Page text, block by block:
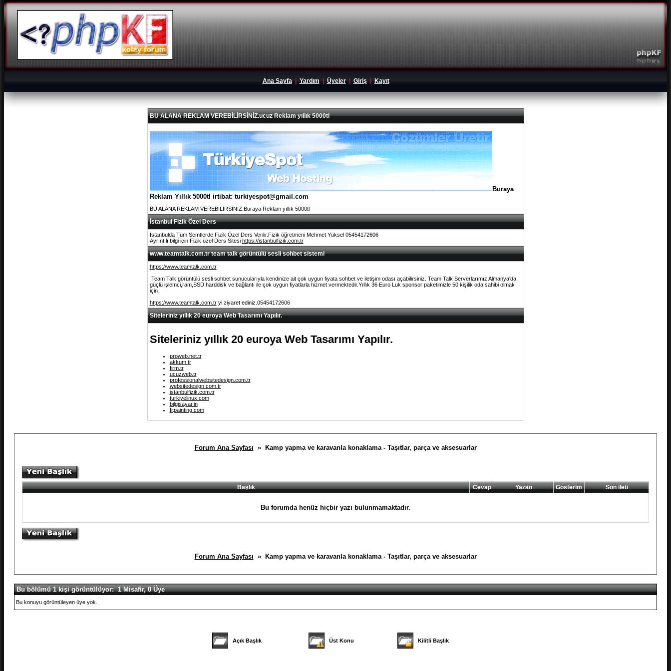
Ana Sayfa| Yardım Üyeler| Giriş| Kayıt
BU ALANA REKLAM VEREBİLİRSİNİZ.ucuz Reklam yıllık 5000tl
Buraya
Reklam Yıllık 5000tl irtibat: turkiyespot@gmail.com
BU ALANA REKLAM VEREBİLİRSİNİZ.Buraya Reklam yıllık 5000tl
İstanbul Fizik Özel Ders
İstanbulda Tüm Semtlerde Fizik Özel Ders Verilir.Fizik öğretmeni Mehmet Yüksel 05454172606
Ayrıntılı bilgi için Fizik özel Ders Sitesi https://istanbulfizik.com.tr
www.teamtalk.com.tr team talk görüntülü sesli sohbet sistemi
https://www.teamtalk.com.tr
Team Talk görüntülü sesli sohbet sunucularıyla kendinize ait çok uygun fiyata sohbet ve iletişim odası açabilirsiniz. Team Talk Serverlarımız Almanya'da
güçlü işlemci,ram,SSD harddisk ve bağlantı ile çok uygun fiyatlarla hizmet vermektedir.Yıllık 36 Euro Luk sponsor paketimizle 50 kişilik oda sahibi olmak
için
https://www.teamtalk.com.tryi ziyaret ediniz.05454172606
Siteleriniz yıllık 20 euroya Web Tasarımı Yapılır.
Siteleriniz yıllık 20 euroya Web Tasarımı Yapılır.
proweb.net.tr
akkum.tr
firm.tr
ucuzweb.tr
professionalwebsitedesign.com.tr
websitedesign.com.tr
istanbulfizik.com.tr
turkiyelinux.com
bilgisayar.in
fitpainting.com
Forum Ana Sayfası » Kamp yapma ve karavanla konaklama - Taşıtlar, parça ve aksesuarlar
Başlık Cevap Yazan Gösterim Son ileti
Bu forumda henüz hiçbir yazı bulunmamaktadır.
Forum Ana Sayfası » Kamp yapma ve karavanla konaklama - Taşıtlar, parça ve aksesuarlar
Bu bölümü 1 kişi görüntülüyor: 1 Misafir, 0 Üye
Bu konuyu görüntüleyen üye yok.
Açık Başlık Üst Konu Kilitli Başlık